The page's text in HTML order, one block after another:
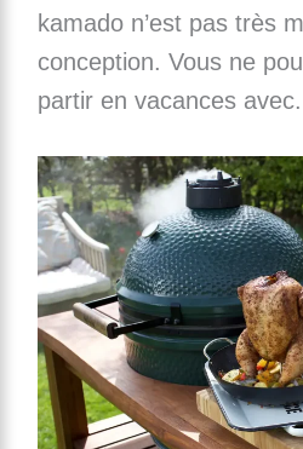
kamado n’est pas très
conception. Vous ne
partir en vacances avec.